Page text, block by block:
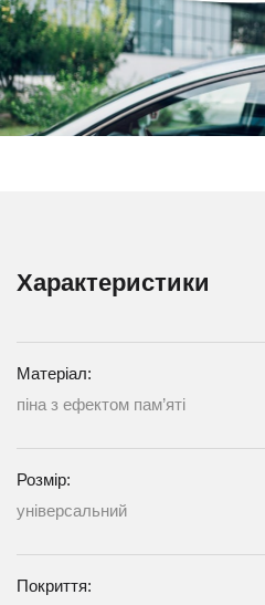
Характеристики
Матеріал:
піна з ефектом пам’яті
Розмір:
універсальний
Покриття: